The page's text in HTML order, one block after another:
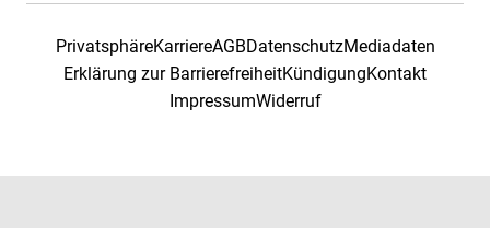
PrivatsphäreKarriereAGBDatenschutzMediadaten
Erklärung zur BarrierefreiheitKündigungKontakt
ImpressumWiderruf